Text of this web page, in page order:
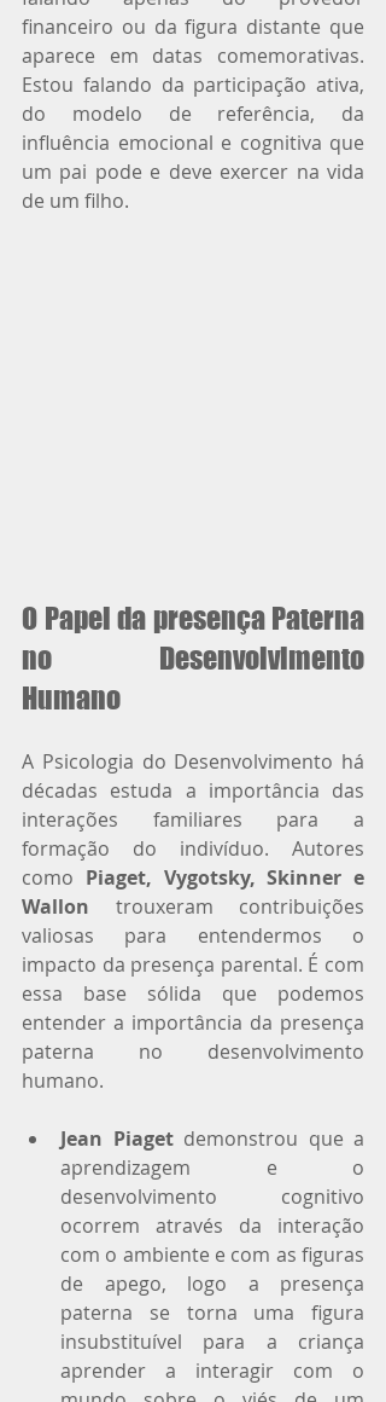
financeiro ou da figura distante que
aparece em datas comemorativas.
Estou falando da participação ativa,
do modelo de referência, da
influência emocional e cognitiva que
um pai pode e deve exercer na vida
de um filho.
O Papel da presença Paterna
no Desenvolvimento
Humano
A Psicologia do Desenvolvimento há
décadas estuda a importância das
interações familiares para a
formação do indivíduo. Autores
como Piaget, Vygotsky, Skinner e
Wallon trouxeram contribuições
valiosas para entendermos o
impacto da presença parental. É com
essa base sólida que podemos
entender a importância da presença
paterna no desenvolvimento
humano.
Jean Piaget demonstrou que a
aprendizagem e o
desenvolvimento cognitivo
ocorrem através da interação
com o ambiente e com as figuras
de apego, logo a presença
paterna se torna uma figura
insubstituível para a criança
aprender a interagir com o